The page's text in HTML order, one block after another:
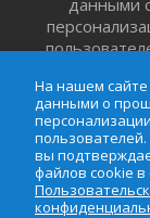
социально-
29 июля 2026
Быстро,
28 июля 2026
году
данными
На нашем
данными о
вы
файлов cookie